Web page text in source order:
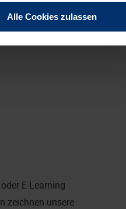
Alle Cookies zulassen
E-Learning
zeichnen unsere